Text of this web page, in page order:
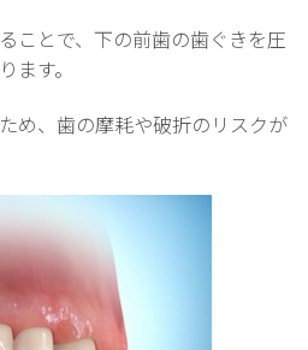
ことで、下の前歯の歯ぐきを圧
ます。
め、歯の摩耗や破折のリスクが